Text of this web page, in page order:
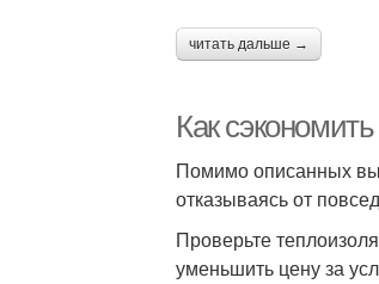
читать дальше →
Как
Помимо описанных
отказываясь от
Проверьте
уменьшить цену за